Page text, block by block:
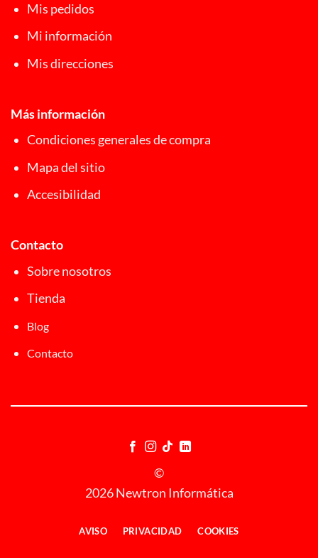
Mis pedidos
Mi información
Mis direcciones
Más información
Condiciones generales de compra
Mapa del sitio
Accesibilidad
Contacto
Sobre nosotros
Tienda
Blog
Contacto
©
2026 Newtron Informática
AVISO PRIVACIDAD COOKIES